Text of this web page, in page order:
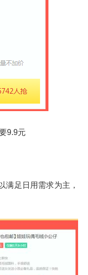
9.9元
满足日用需求为主，